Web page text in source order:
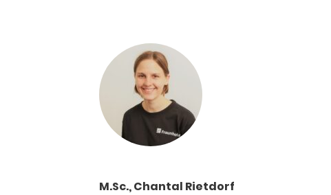
M.Sc., Chantal Rietdorf